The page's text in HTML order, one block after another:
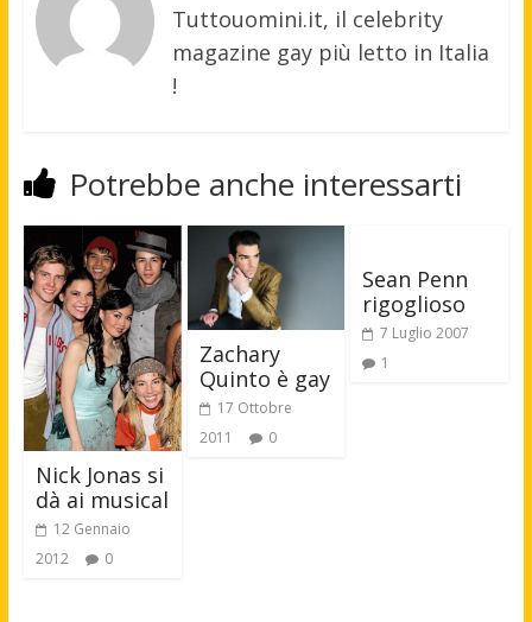
Tuttouomini.it, il celebrity
magazine gay più letto in Italia
!
Potrebbe anche interessarti
Nick Jonas si
dà ai musical
12 Gennaio
2012
0
Zachary
Quinto è gay
17 Ottobre
2011
0
Sean Penn
rigoglioso
7 Luglio 2007
1